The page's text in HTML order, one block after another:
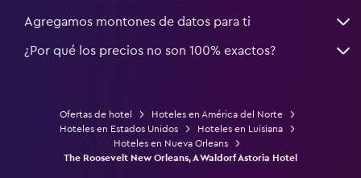
Agregamos montones de datos para ti
¿Por qué los precios no son 100% exactos?
Ofertas de hotel
Hoteles en América del Norte
Hoteles en Estados Unidos
Hoteles en Luisiana
Hoteles en Nueva Orleans
The Roosevelt New Orleans, A Waldorf Astoria Hotel